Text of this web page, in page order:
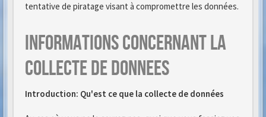
tentative de piratage visant à compromettre les données.
Informations concernant la
collecte de donnees
Introduction: Qu'est ce que la collecte de données